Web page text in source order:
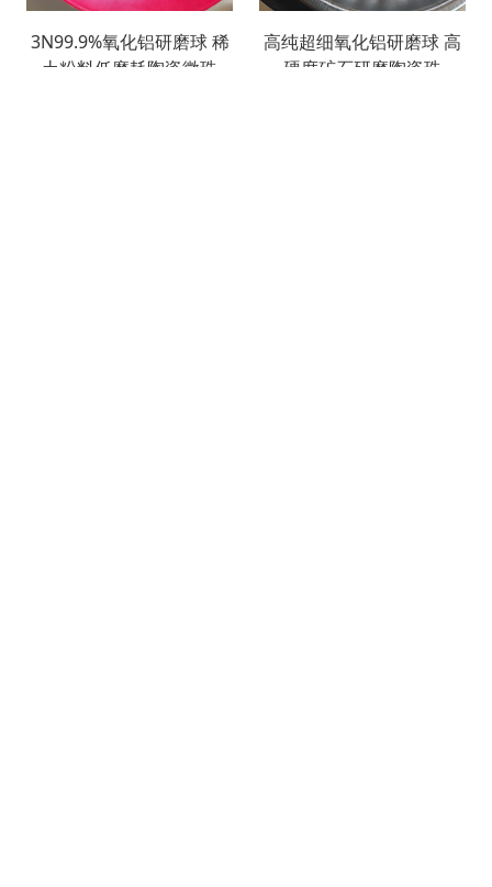
3N99.9%氧化铝研磨球 稀
土粉料低磨耗陶瓷微珠
高纯超细氧化铝研磨球 高
硬度矿石研磨陶瓷珠